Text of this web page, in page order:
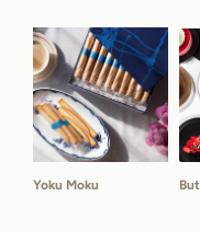
Yoku Moku